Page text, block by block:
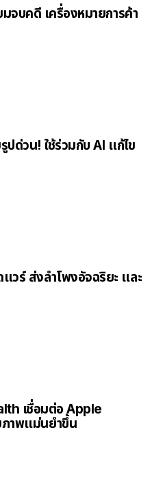
จบคดี เครื่องหมายการค้า
ด่วน! ใช้ร่วมกับ AI แก้ไข
วร์ ส่งลำโพงอัจฉริยะ และ
เชื่อมต่อ Apple
ภาพแม่นยำขึ้น